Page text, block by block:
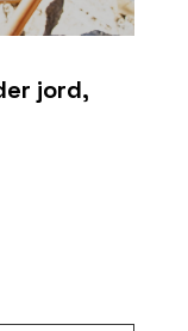
jord,